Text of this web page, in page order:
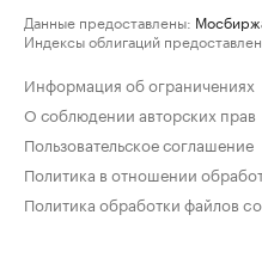
Данные предоставлены:
Индексы облигаций
Информация об ограничениях
О соблюдении авторских прав
Пользовательское соглашение
Политика в отношении
Политика обработки файлов